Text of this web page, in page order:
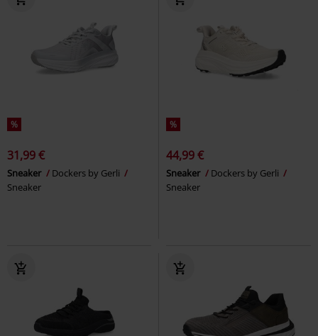
%
31,99 €
Sneaker
Dockers by Gerli
Sneaker
%
44,99 €
Sneaker
Dockers by Gerli
Sneaker